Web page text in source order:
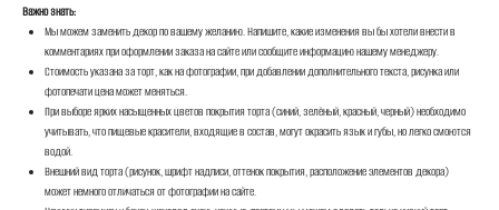
Важно знать:
Мы можем заменить декор по вашему желанию. Напишите, какие изменения вы бы хотели внести в
комментариях при оформлении заказа на сайте или сообщите информацию нашему менеджеру.
Стоимость указана за торт, как на фотографии, при добавлении дополнительного текста, рисунка или
фотопечати цена может меняться.
При выборе ярких насыщенных цветов покрытия торта (синий, зелёный, красный, черный) необходимо
учитывать, что пищевые красители, входящие в состав, могут окрасить язык и губы, но легко смоются
водой.
Внешний вид торта (рисунок, шрифт надписи, оттенок покрытия, расположение элементов декора)
может немного отличаться от фотографии на сайте.